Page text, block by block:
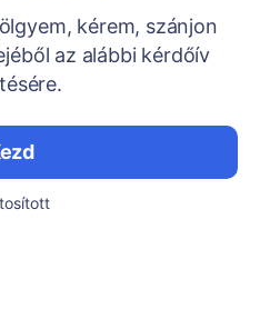
kérem, szánjon
az alábbi kérdőív